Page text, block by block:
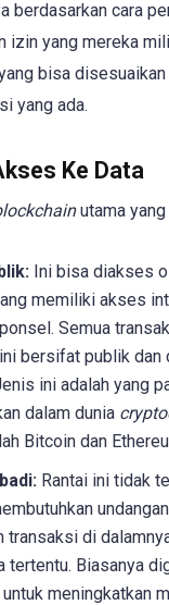
berdasarkan cara
izin yang mereka
bisa
yang ada.
Ke Data
utama yang
Ini bisa diakses
memiliki akses
Semua
bersifat publik dan
ini adalah yang
dalam dunia
Bitcoin dan
Rantai ini tidak
transaksi di
tertentu. Biasanya
meningkatkan